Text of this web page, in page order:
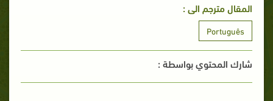
المقال مترجم الى :
Português
شارك المحتوي بواسطة :